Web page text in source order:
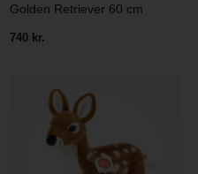
Golden Retriever 60 cm
740 kr.